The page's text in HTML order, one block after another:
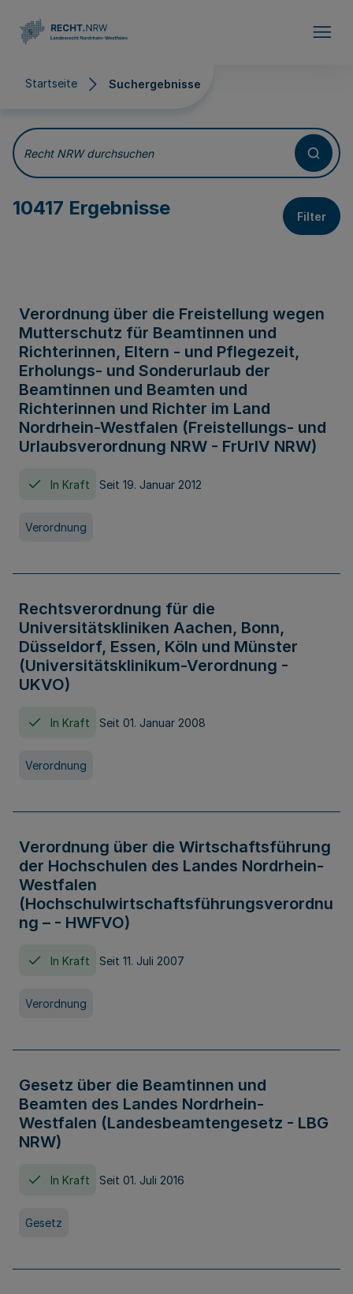
Startseite Suchergebnisse
Suchergebnisse
Recht NRW durchsuchen
10417 Ergebnisse Filter
Verordnung über die Freistellung wegen
Mutterschutz für Beamtinnen und
Richterinnen, Eltern - und Pflegezeit,
Erholungs- und Sonderurlaub der
Beamtinnen und Beamten und
Richterinnen und Richter im Land
Nordrhein-Westfalen (Freistellungs- und
Urlaubsverordnung NRW - FrUrlV NRW)
In Kraft Seit 19. Januar 2012
Verordnung
Rechtsverordnung für die
Universitätskliniken Aachen, Bonn,
Düsseldorf, Essen, Köln und Münster
(Universitätsklinikum-Verordnung -
UKVO)
In Kraft Seit 01. Januar 2008
Verordnung
Verordnung über die Wirtschaftsführung
der Hochschulen des Landes Nordrhein-
Westfalen
(Hochschulwirtschaftsführungsverordnu
ng – - HWFVO)
In Kraft Seit 11. Juli 2007
Verordnung
Gesetz über die Beamtinnen und
Beamten des Landes Nordrhein-
Westfalen (Landesbeamtengesetz - LBG
NRW)
In Kraft Seit 01. Juli 2016
Gesetz